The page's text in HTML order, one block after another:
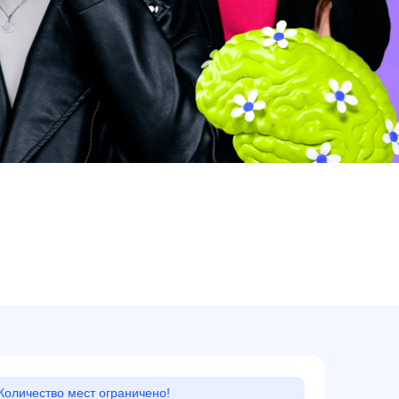
мест ограничено!